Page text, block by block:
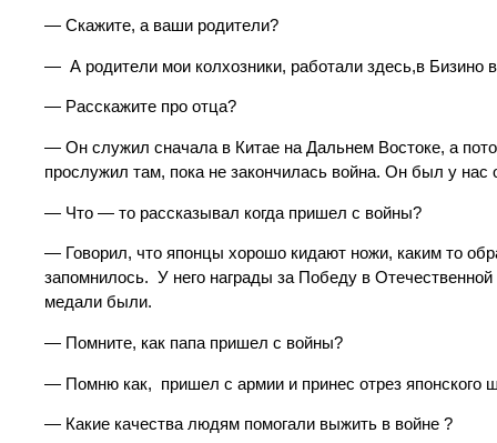
— Скажите, а ваши родители?
— А родители мои колхозники, работали здесь,в Бизино
— Расскажите про отца?
— Он служил сначала в Китае на Дальнем Востоке, а
прослужил там, пока не закончилась война. Он был у
— Что — то рассказывал когда пришел с войны?
— Говорил, что японцы хорошо кидают ножи, каким то
запомнилось. У него награды за Победу в
медали были.
— Помните, как папа пришел с войны?
— Помню как, пришел с армии и принес отрез японского
— Какие качества людям помогали выжить в войне ?